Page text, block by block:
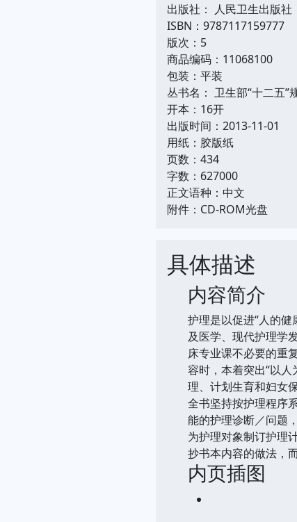
出版社： 人民卫生出版社
ISBN：9787117159777
版次：5
商品编码：11068100
包装：平装
丛书名： 卫生部“十二五”
开本：16开
出版时间：2013-11-01
用纸：胶版纸
页数：434
字数：627000
正文语种：中文
附件：CD-ROM光盘
具体描述
内容简介
护理是以促进“人的
及医学、现代护理学
床专业课不必要的重
容时，本着突出“以
理、计划生育和妇女
全书坚持按护理程序
能的护理诊断／问题
为护理对象制订护理
抄书本内容的做法，
内页插图